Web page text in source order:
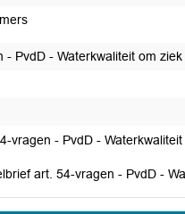
- PvdD - Waterkwaliteit om
vragen - PvdD -
art. 54-vragen - PvdD -